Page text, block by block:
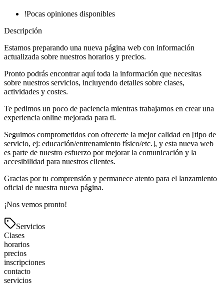
!Pocas opiniones disponibles
Descripción
Estamos preparando una nueva página web con información
actualizada sobre nuestros horarios y precios.
Pronto podrás encontrar aquí toda la información que necesitas
sobre nuestros servicios, incluyendo detalles sobre clases,
actividades y costes.
Te pedimos un poco de paciencia mientras trabajamos en crear una
experiencia online mejorada para ti.
Seguimos comprometidos con ofrecerte la mejor calidad en [tipo de
servicio, ej: educación/entrenamiento físico/etc.], y esta nueva web
es parte de nuestro esfuerzo por mejorar la comunicación y la
accesibilidad para nuestros clientes.
Gracias por tu comprensión y permanece atento para el lanzamiento
oficial de nuestra nueva página.
¡Nos vemos pronto!
Servicios
Clases
horarios
precios
inscripciones
contacto
servicios